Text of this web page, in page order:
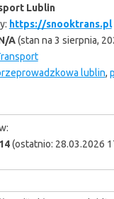
Lublin
https://snooktrans.pl
A(stan na 3 sierpnia,
lublin,
14(ostatnio: 28.03.2026